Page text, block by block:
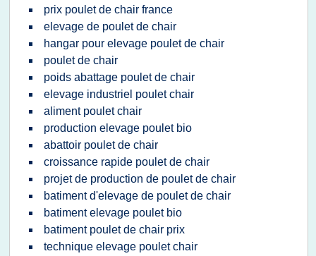
prix poulet de chair france
elevage de poulet de chair
hangar pour elevage poulet de chair
poulet de chair
poids abattage poulet de chair
elevage industriel poulet chair
aliment poulet chair
production elevage poulet bio
abattoir poulet de chair
croissance rapide poulet de chair
projet de production de poulet de chair
batiment d'elevage de poulet de chair
batiment elevage poulet bio
batiment poulet de chair prix
technique elevage poulet chair